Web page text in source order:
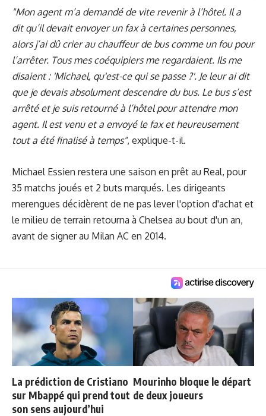
"Mon agent m’a demandé de vite revenir à l’hôtel. Il a
dit qu’il devait envoyer un fax à certaines personnes,
alors j’ai dû crier au chauffeur de bus comme un fou pour
l’arrêter. Tous mes coéquipiers me regardaient. Ils me
disaient : 'Michael, qu'est-ce qui se passe ?'. Je leur ai dit
que je devais absolument descendre du bus. Le bus s’est
arrêté et je suis retourné à l’hôtel pour attendre mon
agent. Il est venu et a envoyé le fax et heureusement
tout a été finalisé à temps", explique-t-il.
Michael Essien restera une saison en prêt au Real, pour
35 matchs joués et 2 buts marqués. Les dirigeants
merengues décidèrent de ne pas lever l'option d'achat et
le milieu de terrain retourna à Chelsea au bout d'un an,
avant de signer au Milan AC en 2014.
La prédiction de Cristiano
sur Mbappé qui prend tout
son sens aujourd’hui
Mourinho bloque le départ
de deux joueurs